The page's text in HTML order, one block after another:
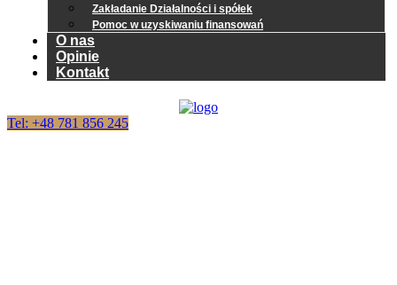
Zakładanie Działalności i spółek
Pomoc w uzyskiwaniu finansowań
O nas
Opinie
Kontakt
Tel: +48 781 856 245